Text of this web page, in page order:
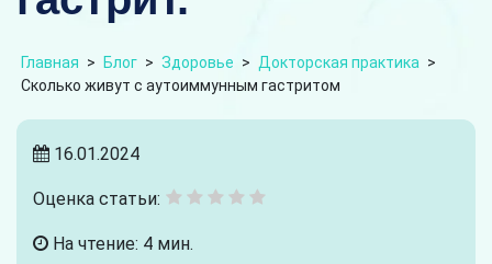
Главная > Блог > Здоровье > Докторская практика >
Сколько живут с аутоиммунным гастритом
16.01.2024
Оценка статьи:
На чтение: 4 мин.